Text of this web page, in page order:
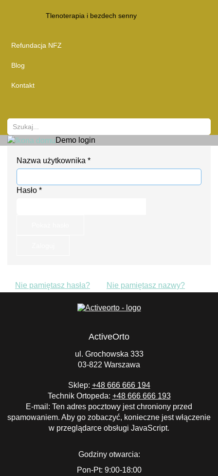
Tlenoterapia i bezdech senny
Refundacja NFZ
Blog
Kontakt
Demo login
Nazwa użytkownika *
Hasło *
Nie pamiętasz hasła? Nie pamiętasz nazwy?
ActiveOrto
ul. Grochowska 333
03-822 Warszawa
Sklep: +48 666 666 194
Technik Ortopeda: +48 666 666 193
E-mail: Ten adres pocztowy jest chroniony przed
spamowaniem. Aby go zobaczyć, konieczne jest włączenie
w przeglądarce obsługi JavaScript.
Godziny otwarcia:
Pon-Pt: 9:00-18:00